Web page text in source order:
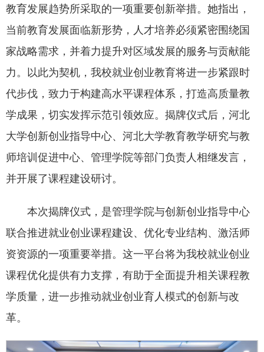
教育发展趋势所采取的一项重要创新举措。她指出，
当前教育发展面临新形势，人才培养必须紧密围绕国
家战略需求，并着力提升对区域发展的服务与贡献能
力。以此为契机，我校就业创业教育将进一步紧跟时
代步伐，致力于构建高水平课程体系，打造高质量教
学成果，切实发挥示范引领效应。揭牌仪式后，河北
大学创新创业指导中心、河北大学教育教学研究与教
师培训促进中心、管理学院等部门负责人相继发言，
并开展了课程建设研讨。
本次揭牌仪式，是管理学院与创新创业指导中心
联合推进就业创业课程建设、优化专业结构、激活师
资资源的一项重要举措。这一平台将为我校就业创业
课程优化提供有力支撑，有助于全面提升相关课程教
学质量，进一步推动就业创业育人模式的创新与改
革。